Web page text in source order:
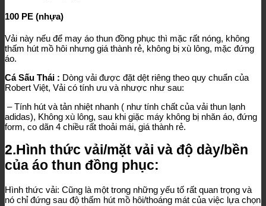
100 PE (nhựa)
Vải này nếu để may áo thun đồng phục thì mặc rất nóng, không
thấm hút mồ hôi nhưng giá thành rẻ, không bị xù lông, mặc đứng
áo.
Cá Sấu Thái : Dòng vải được đặt dệt riêng theo quy chuẩn của
Robert Việt, Vải có tính ưu và nhược như sau:
– Tính hút và tản nhiệt nhanh ( như tính chất của vải thun lạnh
adidas), Không xù lông, sau khi giặc máy không bị nhăn áo, đứng
form, co dãn 4 chiều rất thoải mái, giá thành rẻ.
2.Hình thức vải/mặt vải và độ dày/bền
của áo thun đồng phục:
Hình thức vải: Cũng là một trong những yếu tố rất quan trọng và
nó chỉ đứng sau độ thấm hút mồ hôi/thoáng mát của việc lựa chọn